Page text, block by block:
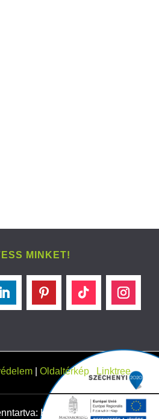
MINKET!
Oldaltérkép Linktree
Kéri Bádog 2026.